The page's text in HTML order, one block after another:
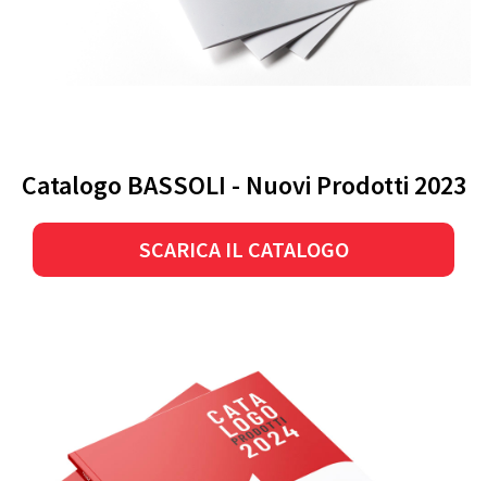
Catalogo BASSOLI - Nuovi Prodotti 2023
SCARICA IL CATALOGO